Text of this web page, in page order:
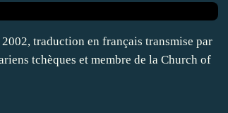
traduction en français transmise par
tchèques et membre de la Church of